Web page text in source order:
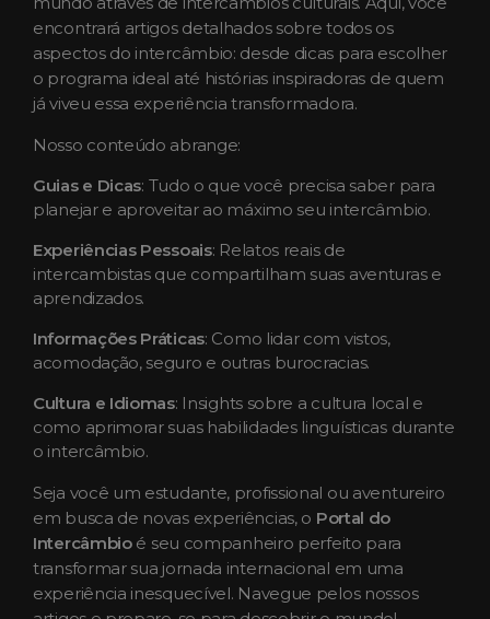
encontrará artigos detalhados sobre todos os
aspectos do intercâmbio: desde dicas para escolher
o programa ideal até histórias inspiradoras de quem
já viveu essa experiência transformadora.
Nosso conteúdo abrange:
Guias e Dicas: Tudo o que você precisa saber para
planejar e aproveitar ao máximo seu intercâmbio.
Experiências Pessoais: Relatos reais de
intercambistas que compartilham suas aventuras e
aprendizados.
Informações Práticas: Como lidar com vistos,
acomodação, seguro e outras burocracias.
Cultura e Idiomas: Insights sobre a cultura local e
como aprimorar suas habilidades linguísticas durante
o intercâmbio.
Seja você um estudante, profissional ou aventureiro
em busca de novas experiências, o Portal do
Intercâmbioé seu companheiro perfeito para
transformar sua jornada internacional em uma
experiência inesquecível. Navegue pelos nossos